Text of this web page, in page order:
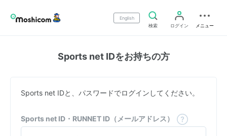
English
検索
ログイン メニュー
Sports net IDをお持ちの方
Sports net IDと、パスワードでログインしてください。
Sports net ID・RUNNET ID（メールアドレス）